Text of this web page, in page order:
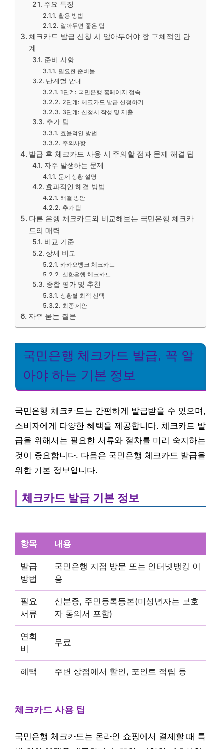
주요 특징
활용 방법
알아두면 좋은 팁
체크카드 발급 신청 시 알아두어야 할 구체적인 단
계
준비 사항
필요한 준비물
단계별 안내
1단계: 국민은행 홈페이지 접속
2단계: 체크카드 발급 신청하기
3단계: 신청서 작성 및 제출
추가 팁
효율적인 방법
주의사항
발급 후 체크카드 사용 시 주의할 점과 문제 해결 팁
자주 발생하는 문제
문제 상황 설명
효과적인 해결 방법
해결 방안
추가 팁
다른 은행 체크카드와 비교해보는 국민은행 체크카
드의 매력
비교 기준
상세 비교
카카오뱅크 체크카드
신한은행 체크카드
종합 평가 및 추천
상황별 최적 선택
최종 제안
자주 묻는 질문
국민은행 체크카드 발급, 꼭 알
아야 하는 기본 정보
국민은행 체크카드는 간편하게 발급받을 수 있으며,
소비자에게 다양한 혜택을 제공합니다. 체크카드 발
급을 위해서는 필요한 서류와 절차를 미리 숙지하는
것이 중요합니다. 다음은 국민은행 체크카드 발급을
위한 기본 정보입니다.
체크카드 발급 기본 정보
항목 내용
발급
방법
국민은행 지점 방문 또는 인터넷뱅킹 이
용
필요
서류
신분증, 주민등록등본(미성년자는 보호
자 동의서 포함)
연회
비
무료
혜택 주변 상점에서 할인, 포인트 적립 등
체크카드 사용 팁
국민은행 체크카드는 온라인 쇼핑에서 결제할 때 특